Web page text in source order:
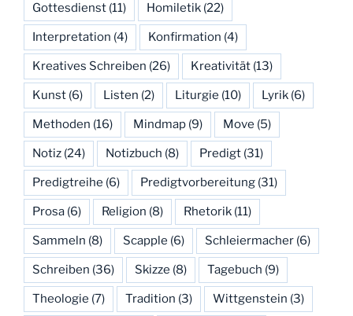
Gottesdienst (11) Homiletik (22)
Interpretation (4) Konfirmation (4)
Kreatives Schreiben (26) Kreativität (13)
Kunst (6) Listen (2) Liturgie (10) Lyrik (6)
Methoden (16) Mindmap (9) Move (5)
Notiz (24) Notizbuch (8) Predigt (31)
Predigtreihe (6) Predigtvorbereitung (31)
Prosa (6) Religion (8) Rhetorik (11)
Sammeln (8) Scapple (6) Schleiermacher (6)
Schreiben (36) Skizze (8) Tagebuch (9)
Theologie (7) Tradition (3) Wittgenstein (3)